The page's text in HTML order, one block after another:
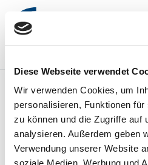
Diese Webseite verwendet
Wir verwenden Cookies, um
personalisieren, Funktionen
zu können und die Zugriffe auf
analysieren. Außerdem geben
Verwendung unserer Website
soziale Medien, Werbung und
ZURÜCK ZUR
Der